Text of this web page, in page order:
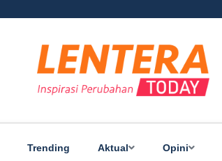
Trending Aktual Opini